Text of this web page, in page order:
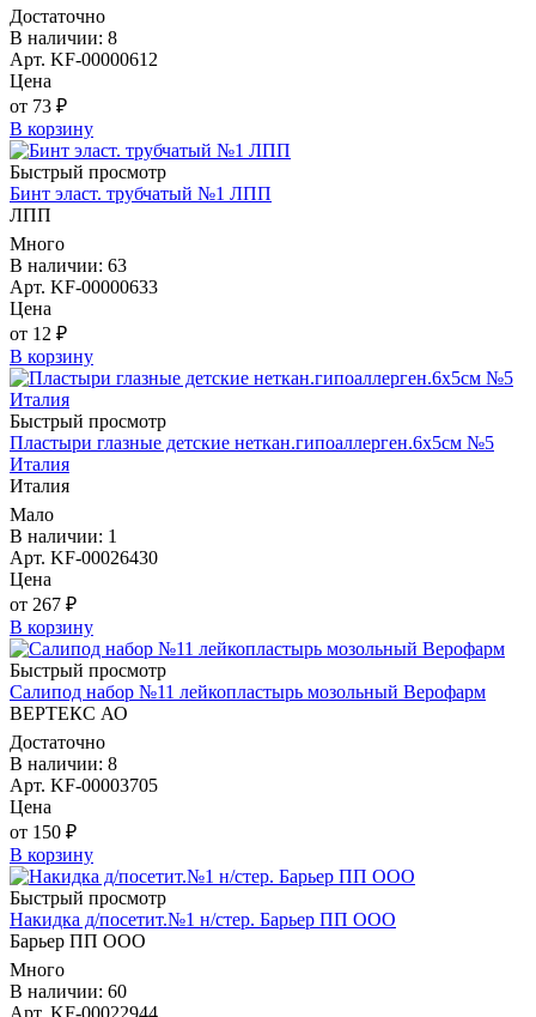
Достаточно
В наличии: 8
Арт. KF-00000612
Цена
от 73 ₽
В корзину
Быстрый просмотр
Бинт эласт. трубчатый №1 ЛПП
ЛПП
Много
В наличии: 63
Арт. KF-00000633
Цена
от 12 ₽
В корзину
Быстрый просмотр
Пластыри глазные детские неткан.гипоаллерген.6х5см №5
Италия
Италия
Мало
В наличии: 1
Арт. KF-00026430
Цена
от 267 ₽
В корзину
Быстрый просмотр
Салипод набор №11 лейкопластырь мозольный Верофарм
ВЕРТЕКС АО
Достаточно
В наличии: 8
Арт. KF-00003705
Цена
от 150 ₽
В корзину
Быстрый просмотр
Накидка д/посетит.№1 н/стер. Барьер ПП ООО
Барьер ПП ООО
Много
В наличии: 60